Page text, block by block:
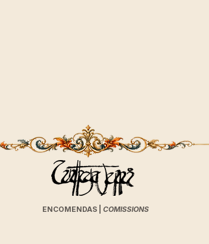
ENCOMENDAS | COMISSIONS